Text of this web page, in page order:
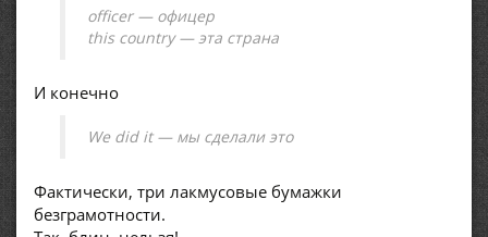
officer — офицер
this country — эта страна
И конечно
We did it — мы сделали это
Фактически, три лакмусовые бумажки
безграмотности.